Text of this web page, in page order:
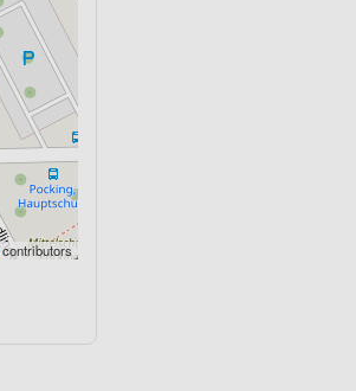
contributors